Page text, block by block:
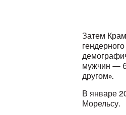
Затем
мужчин —
другом».
В январе
Морельсу.